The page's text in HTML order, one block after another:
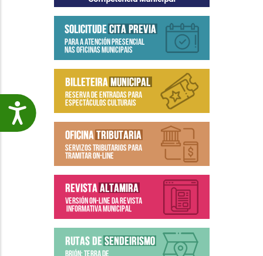
Accesibilidade